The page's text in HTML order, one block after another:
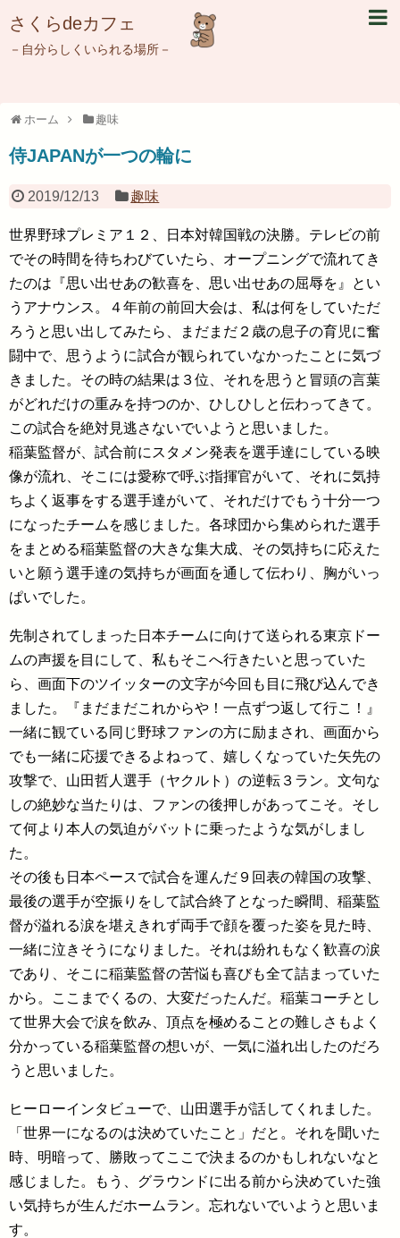
さくらdeカフェ
－自分らしくいられる場所－
ホーム 趣味
侍JAPANが一つの輪に
2019/12/13 趣味
世界野球プレミア１２、日本対韓国戦の決勝。テレビの前
でその時間を待ちわびていたら、オープニングで流れてき
たのは『思い出せあの歓喜を、思い出せあの屈辱を』とい
うアナウンス。４年前の前回大会は、私は何をしていただ
ろうと思い出してみたら、まだまだ２歳の息子の育児に奮
闘中で、思うように試合が観られていなかったことに気づ
きました。その時の結果は３位、それを思うと冒頭の言葉
がどれだけの重みを持つのか、ひしひしと伝わってきて。
この試合を絶対見逃さないでいようと思いました。
稲葉監督が、試合前にスタメン発表を選手達にしている映
像が流れ、そこには愛称で呼ぶ指揮官がいて、それに気持
ちよく返事をする選手達がいて、それだけでもう十分一つ
になったチームを感じました。各球団から集められた選手
をまとめる稲葉監督の大きな集大成、その気持ちに応えた
いと願う選手達の気持ちが画面を通して伝わり、胸がいっ
ぱいでした。
先制されてしまった日本チームに向けて送られる東京ドー
ムの声援を目にして、私もそこへ行きたいと思っていた
ら、画面下のツイッターの文字が今回も目に飛び込んでき
ました。『まだまだこれからや！一点ずつ返して行こ！』
一緒に観ている同じ野球ファンの方に励まされ、画面から
でも一緒に応援できるよねって、嬉しくなっていた矢先の
攻撃で、山田哲人選手（ヤクルト）の逆転３ラン。文句な
しの絶妙な当たりは、ファンの後押しがあってこそ。そし
て何より本人の気迫がバットに乗ったような気がしまし
た。
その後も日本ペースで試合を運んだ９回表の韓国の攻撃、
最後の選手が空振りをして試合終了となった瞬間、稲葉監
督が溢れる涙を堪えきれず両手で顔を覆った姿を見た時、
一緒に泣きそうになりました。それは紛れもなく歓喜の涙
であり、そこに稲葉監督の苦悩も喜びも全て詰まっていた
から。ここまでくるの、大変だったんだ。稲葉コーチとし
て世界大会で涙を飲み、頂点を極めることの難しさもよく
分かっている稲葉監督の想いが、一気に溢れ出したのだろ
うと思いました。
ヒーローインタビューで、山田選手が話してくれました。
「世界一になるのは決めていたこと」だと。それを聞いた
時、明暗って、勝敗ってここで決まるのかもしれないなと
感じました。もう、グラウンドに出る前から決めていた強
い気持ちが生んだホームラン。忘れないでいようと思いま
す。